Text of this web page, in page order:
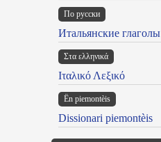
По русски
Итальянские глаголы
Στα ελληνικά
Ιταλικό Λεξικό
Ën piemontèis
Dissionari piemontèis